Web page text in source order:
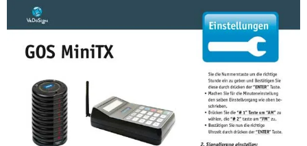
Anleitungen
Anleitung Druckknopf TWS LT Rufsystem